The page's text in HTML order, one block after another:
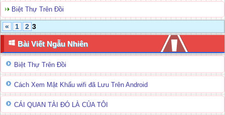
Biệt Thự Trên Đồi
« 1 2 3
Bài Viết Ngẫu Nhiên
Biệt Thự Trên Đồi
Cách Xem Mật Khẩu wifi đã Lưu Trên Android
CÁI QUAN TÀI ĐÓ LÀ CỦA TÔI